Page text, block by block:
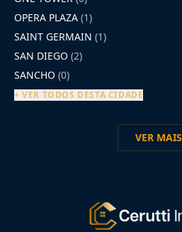
OPERA PLAZA (1)
SAINT GERMAIN (1)
SAN DIEGO (2)
SANCHO (0)
+ VER TODOS DESTA CIDADE
VER MAIS